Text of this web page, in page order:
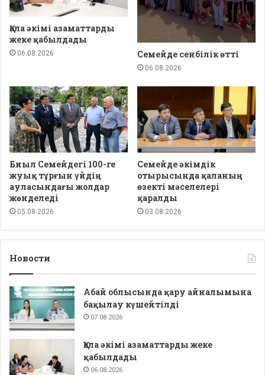
Қала әкімі азаматтарды
жеке қабылдады
06.08.2026 Семейде сенбілік өтті
06.08.2026
Биыл Семейдегі 100-ге
жуық тұрғын үйдің
ауласындағы жолдар
жөнделеді
05.08.2026
Семейде әкімдік
отырысында қаланың
өзекті мәселелері
қаралды
03.08.2026
Новости
Абай облысында қару айналымына
бақылау күшейтілді
07.08.2026
Қала әкімі азаматтарды жеке
қабылдады
06.08.2026